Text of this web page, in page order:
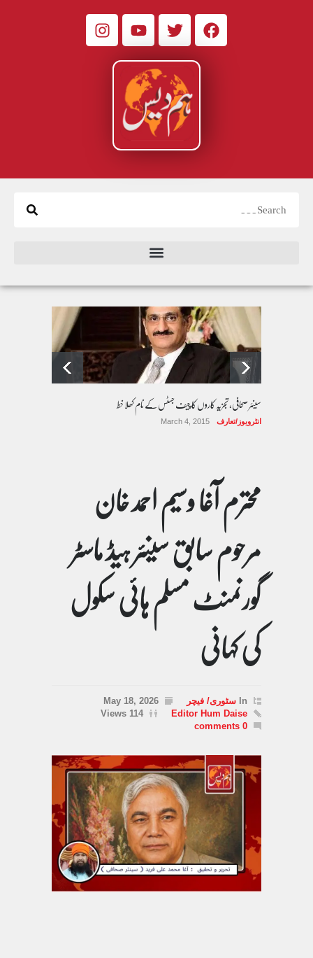
سینئر صحافی، تجزیہ کاروں کا چیف جسٹس کے نام کھلا خط
انٹرویوز/تعارف March 4, 2015
محترم آغا وسیم احمد خان
مرحوم سابق سینئر ہیڈ ماسٹر
گورنمنٹ مسلم ہائی سکول
کی کہانی
In سٹوری/ فیچر
May 18, 2026
Editor Hum Daise
114 Views
0 comments